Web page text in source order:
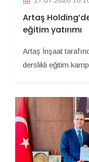
Artaş
eğitim yatırımı
Artaş İnşaat
derslikli eğitim